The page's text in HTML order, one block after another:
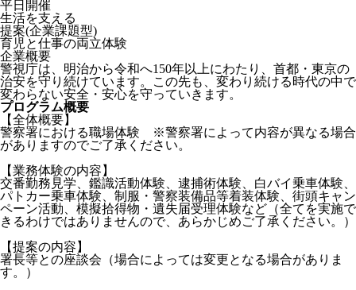
平日開催
生活を支える
提案(企業課題型)
育児と仕事の両立体験
企業概要
警視庁は、明治から令和へ150年以上にわたり、首都・東京の
治安を守り続けています。この先も、変わり続ける時代の中で
変わらない安全・安心を守っていきます。
プログラム概要
【全体概要】
警察署における職場体験 ※警察署によって内容が異なる場合
がありますのでご了承ください。
【業務体験の内容】
交番勤務見学、鑑識活動体験、逮捕術体験、白バイ乗車体験、
パトカー乗車体験、制服・警察装備品等着装体験、街頭キャン
ペーン活動、模擬拾得物・遺失届受理体験など（全てを実施で
きるわけではありませんので、あらかじめご了承ください。）
【提案の内容】
署長等との座談会（場合によっては変更となる場合がありま
す。）